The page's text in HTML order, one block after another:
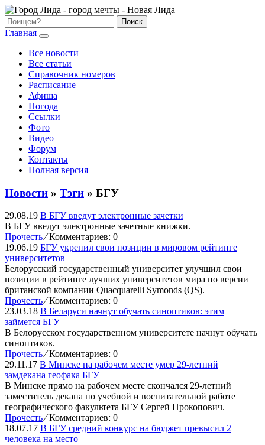
Главная
Все новости
Все статьи
Справочник номеров
Расписание
Афиша
Погода
Ссылки
Фото
Видео
Форум
Контакты
Полная версия
Новости » Тэги » БГУ
29.08.19 В БГУ введут электронные зачетки
В БГУ введут электронные зачетные книжки.
Прочесть ⁄Комментариев: 0
19.06.19 БГУ укрепил свои позиции в мировом рейтинге
университетов
Белорусский государственный университет улучшил свои
позиции в рейтинге лучших университетов мира по версии
британской компании Quacquarelli Symonds (QS).
Прочесть ⁄Комментариев: 0
23.03.18 В Беларуси начнут обучать синоптиков: этим
займется БГУ
В Белорусском государственном университете начнут обучать
синоптиков.
Прочесть ⁄Комментариев: 0
29.11.17 В Минске на рабочем месте умер 29-летний
замдекана геофака БГУ
В Минске прямо на рабочем месте скончался 29-летний
заместитель декана по учебной и воспитательной работе
географического факультета БГУ Сергей Прокопович.
Прочесть ⁄Комментариев: 0
18.07.17 В БГУ средний конкурс на бюджет превысил 2
человека на место